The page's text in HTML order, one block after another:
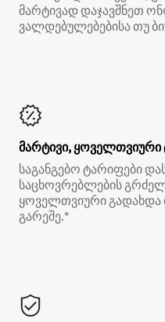
მარტივად დაჯავშნეთ
ვალდებულებებისა თუ
მარტივი, ყოველთვიური
საგანგებო ტარიფები
საცხოვრებლების
ყოველთვიური გადახდა
გარეშე.*